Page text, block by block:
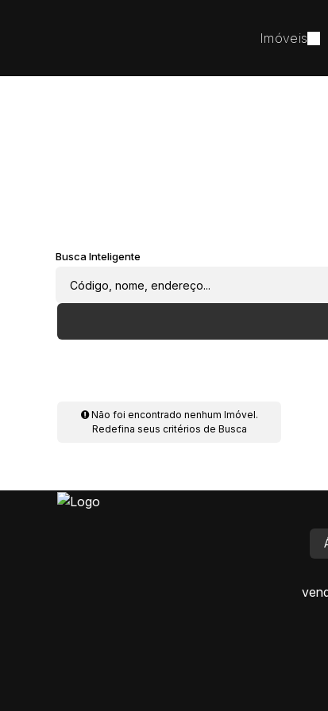
Imóveis
Busca Inteligente
Não foi encontrado nenhum Imóvel.
Redefina seus critérios de Busca